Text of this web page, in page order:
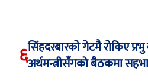
६सिंहदरबारको गेटमै रोकिए
अर्थमन्त्रीसँगको बैठकमा